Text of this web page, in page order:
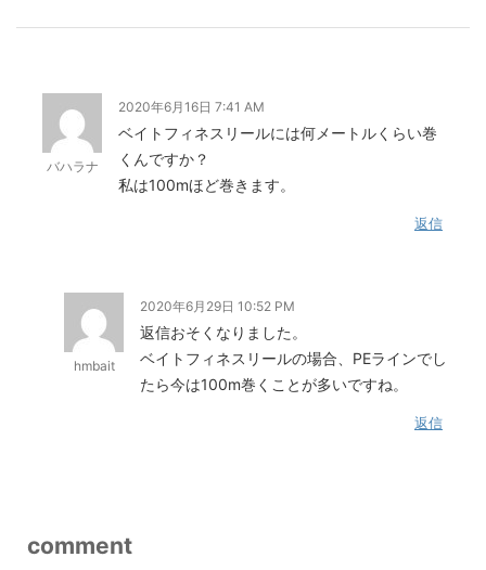
バハラナ
2020年6月16日 7:41 AM
ベイトフィネスリールには何メートルくらい巻
くんですか？
私は100mほど巻きます。
返信
hmbait
2020年6月29日 10:52 PM
返信おそくなりました。
ベイトフィネスリールの場合、PEラインでし
たら今は100m巻くことが多いですね。
返信
comment